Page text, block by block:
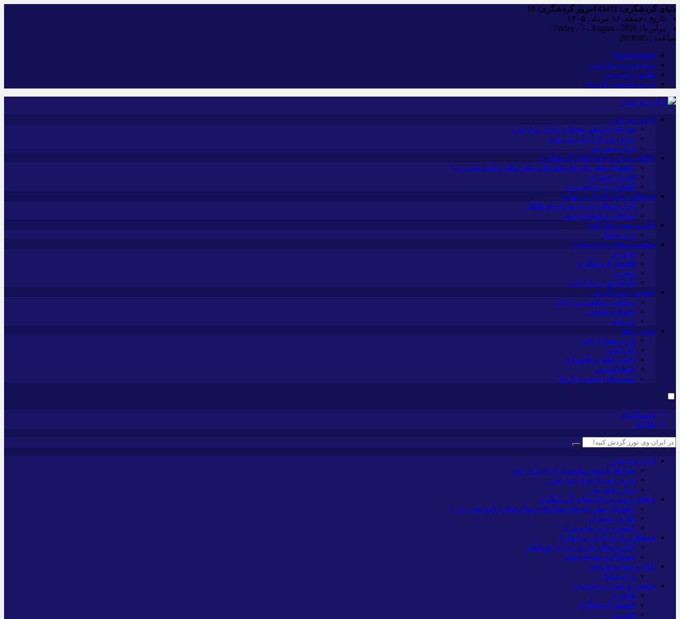
دنیای گردشگری: امروز گردشگری:
تاریخ : جمعه, ۱۶ مرداد , ۱۴۰۵
برابر با : Friday - 7 - August - 2026
ساعت : 20:00:06
iranwaytours
درباره ایران وی تورز
تماس با سردبیر
حریم شخصی کاربران
ایران وی تورز
شرایط بازنشر محتوا در ایران وی تورز
خرید رپورتاژ ایران وی تورز
ایران سفر تور
جاهای دیدنی و جاذبه‌های گردشگری
راهنمای سفر (تورها و هتل‌ها و حمل‌و‌نقل و آموزشی و…)
غذا و رستوران
کشاورزی و دامپروری
فرهنگ و تاریخ (ایران و جهان)
گزارش‌های خبری میراث فرهنگی
سوغات و صنایع دستی
بانک و بیمه و فارکس
ارزدیجیتال
صنعت و تجارت و خدمات
فناوری
اقتصاد گردشگری
خودرو
کارآفرینی و بازاریابی
عمومی و سرگرمی
پزشکی، سلامت و زیبایی
حقوق و قضایی
ورزشی
سایر راه‌ها
تور و سفر ایرانی
کارا دیلی
اخبار بانکی و اقتصادی
بلیط اتوبوس
مسیرهای نجف به کربلا
اینستاگرام
تلگرام
ایران وی تورز
شرایط بازنشر محتوا در ایران وی تورز
خرید رپورتاژ ایران وی تورز
ایران سفر تور
جاهای دیدنی و جاذبه‌های گردشگری
راهنمای سفر (تورها و هتل‌ها و حمل‌و‌نقل و آموزشی و…)
غذا و رستوران
کشاورزی و دامپروری
فرهنگ و تاریخ (ایران و جهان)
گزارش‌های خبری میراث فرهنگی
سوغات و صنایع دستی
بانک و بیمه و فارکس
ارزدیجیتال
صنعت و تجارت و خدمات
فناوری
اقتصاد گردشگری
خودرو